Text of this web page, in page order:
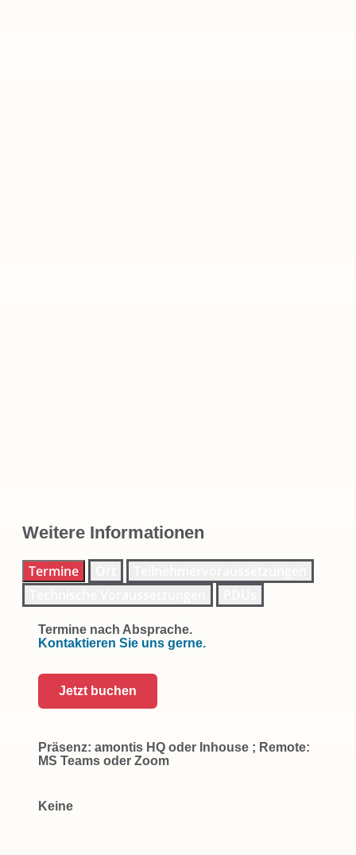
Weitere Informationen
Termine
Termine nach Absprache.
Kontaktieren Sie uns gerne.
Jetzt buchen
Präsenz: amontis HQ oder Inhouse ; Remote:
MS Teams oder Zoom
Keine